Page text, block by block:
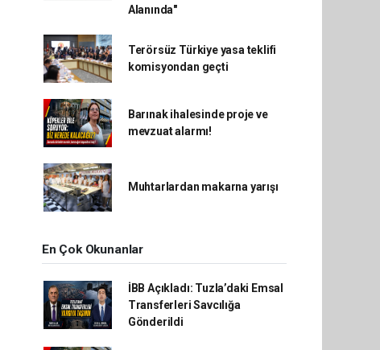
Alanında"
Terörsüz Türkiye yasa teklifi
komisyondan geçti
Barınak ihalesinde proje ve
mevzuat alarmı!
Muhtarlardan makarna yarışı
En Çok Okunanlar
İBB Açıkladı: Tuzla’daki Emsal
Transferleri Savcılığa
Gönderildi